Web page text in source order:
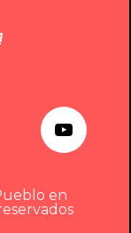
en